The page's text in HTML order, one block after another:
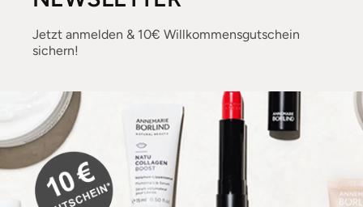
Jetzt anmelden & 10€ Willkommensgutschein
sichern!